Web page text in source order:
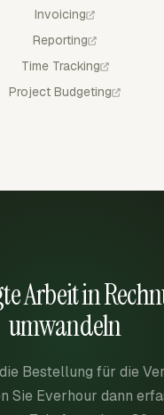
Invoicing
Reporting
Time Tracking
Project Budgeting
Arbeit in
umwandeln
Bestellung für die
Sie Everhour dann